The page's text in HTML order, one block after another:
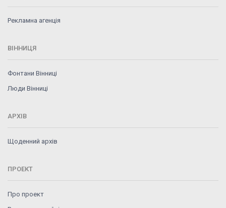
Рекламна агенція
ВІННИЦЯ
Фонтани Вінниці
Люди Вінниці
АРХІВ
Щоденний архів
ПРОЕКТ
Про проект